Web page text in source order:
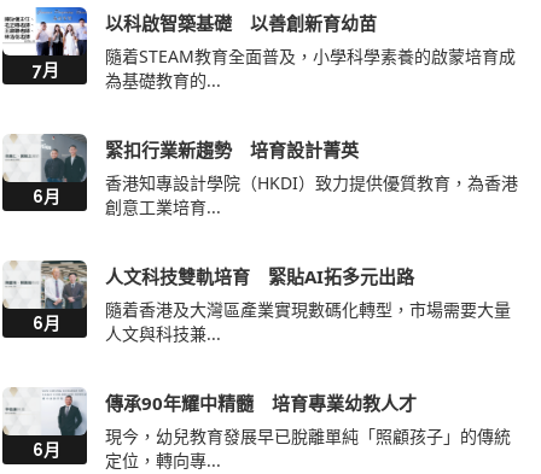
7月
以科啟智築基礎 以善創新育幼苗
隨着STEAM教育全面普及，小學科學素養的啟蒙培育成
為基礎教育的...
6月
緊扣行業新趨勢 培育設計菁英
香港知專設計學院（HKDI）致力提供優質教育，為香港
創意工業培育...
6月
人文科技雙軌培育 緊貼AI拓多元出路
隨着香港及大灣區產業實現數碼化轉型，市場需要大量
人文與科技兼...
6月
傳承90年耀中精髓 培育專業幼教人才
現今，幼兒教育發展早已脫離單純「照顧孩子」的傳統
定位，轉向專...